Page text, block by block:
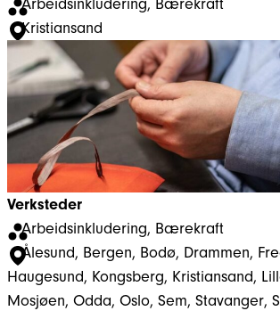
Arbeidsinkludering, Bærekraft
Kristiansand
Verksteder
Arbeidsinkludering, Bærekraft
Ålesund, Bergen, Bodø, Drammen,
Haugesund, Kongsberg, Kristiansand,
Mosjøen, Odda, Oslo, Sem, Stavanger,